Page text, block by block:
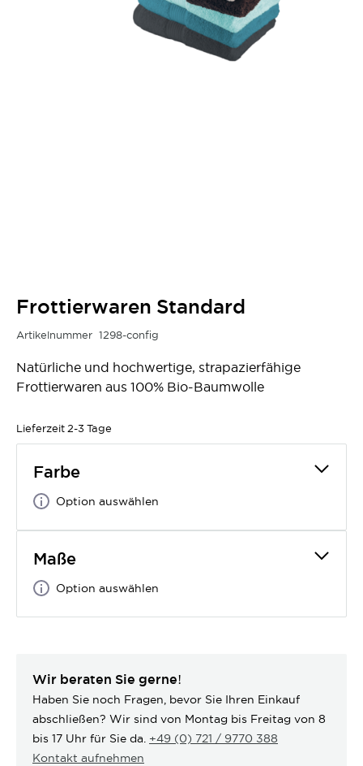
Frottierwaren Standard
Artikelnummer 1298-config
Natürliche und hochwertige, strapazierfähige
Frottierwaren aus 100% Bio-Baumwolle
Lieferzeit 2-3 Tage
Farbe
Option auswählen
Maße
Option auswählen
Wir beraten Sie gerne!
Haben Sie noch Fragen, bevor Sie Ihren Einkauf
abschließen? Wir sind von Montag bis Freitag von 8
bis 17 Uhr für Sie da. +49 (0) 721 / 9770 388
Kontakt aufnehmen